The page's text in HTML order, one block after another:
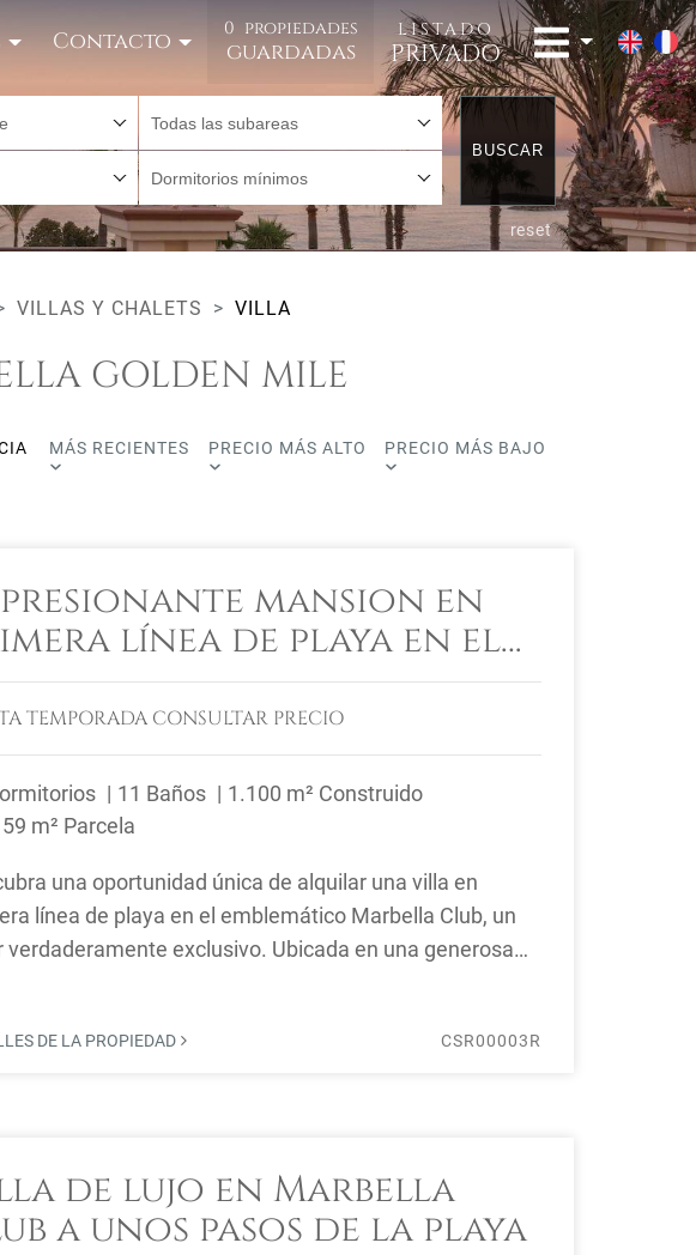
Contacto 0 propiedades
guardadas
LISTADO
PRIVADO
Todas las subareas
Dormitorios mínimos
BUSCAR
reset
VILLAS Y CHALETS VILLA
GOLDEN MILE
MÁS RECIENTES PRECIO MÁS ALTO PRECIO MÁS BAJO
mansion en
línea de playa en el
Club
TEMPORADA CONSULTAR PRECIO
11 Baños
1.100 m² Construido
m² Parcela
una oportunidad única de alquilar una villa en
línea de playa en el emblemático Marbella Club, un
verdaderamente exclusivo. Ubicada en una generosa
DE LA PROPIEDAD CSR00003R
de lujo en Marbella
a unos pasos de la playa